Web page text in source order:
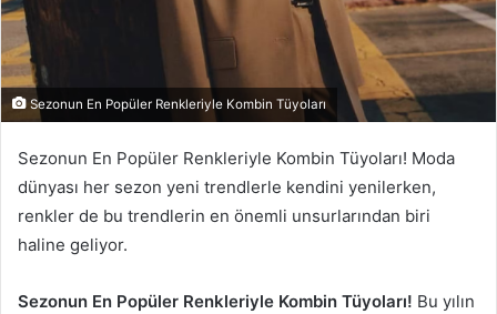
Sezonun En Popüler Renkleriyle Kombin Tüyoları
Sezonun En Popüler Renkleriyle Kombin Tüyoları! Moda
dünyası her sezon yeni trendlerle kendini yenilerken,
renkler de bu trendlerin en önemli unsurlarından biri
haline geliyor.
Sezonun En Popüler Renkleriyle Kombin Tüyoları! Bu yılın